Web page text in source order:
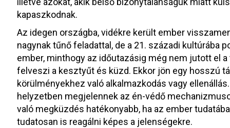
kapaszkodnak.
Az idegen országba, vidékre került ember
nagynak tűnő feladattal, de a 21. századi kultúrába
ember, minthogy az időutazásig még nem jutott el
felveszi a kesztyűt és küzd. Ekkor jön egy hosszú
körülményekhez való alkalmazkodás vagy
helyzetben megjelennek az én-védő
való megküzdés hatékonyabb, ha az ember
tudatosan is reagálni képes a jelenségekre.